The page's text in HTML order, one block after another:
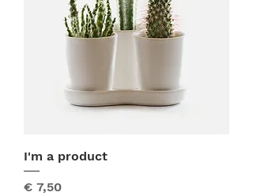
I'm a product
Prijs
€ 7,50